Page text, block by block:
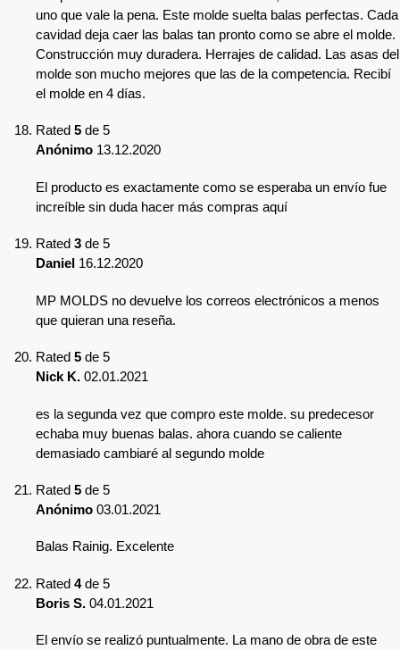
uno que vale la pena. Este molde suelta balas perfectas. Cada
cavidad deja caer las balas tan pronto como se abre el molde.
Construcción muy duradera. Herrajes de calidad. Las asas del
molde son mucho mejores que las de la competencia. Recibí
el molde en 4 días.
Rated 5 de 5
Anónimo 13.12.2020
El producto es exactamente como se esperaba un envío fue
increíble sin duda hacer más compras aquí
Rated 3 de 5
Daniel 16.12.2020
MP MOLDS no devuelve los correos electrónicos a menos
que quieran una reseña.
Rated 5 de 5
Nick K. 02.01.2021
es la segunda vez que compro este molde. su predecesor
echaba muy buenas balas. ahora cuando se caliente
demasiado cambiaré al segundo molde
Rated 5 de 5
Anónimo 03.01.2021
Balas Rainig. Excelente
Rated 4de 5
Boris S. 04.01.2021
El envío se realizó puntualmente. La mano de obra de este